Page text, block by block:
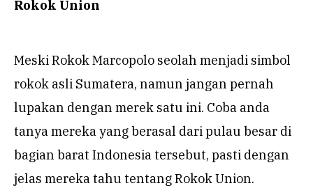
Rokok Union
Meski Rokok Marcopolo seolah menjadi simbol
rokok asli Sumatera, namun jangan pernah
lupakan dengan merek satu ini. Coba anda
tanya mereka yang berasal dari pulau besar di
bagian barat Indonesia tersebut, pasti dengan
jelas mereka tahu tentang Rokok Union.